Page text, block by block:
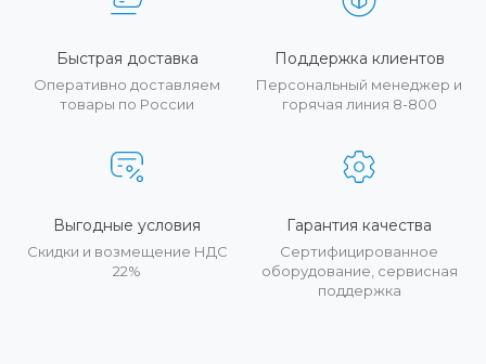
Быстрая доставка
Оперативно доставляем
товары по России
Поддержка клиентов
Персональный менеджер и
горячая линия 8-800
Выгодные условия
Скидки и возмещение НДС
22%
Гарантия качества
Сертифицированное
оборудование, сервисная
поддержка